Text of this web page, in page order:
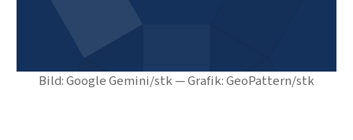
Bild: Google Gemini/stk — Grafik: GeoPattern/stk